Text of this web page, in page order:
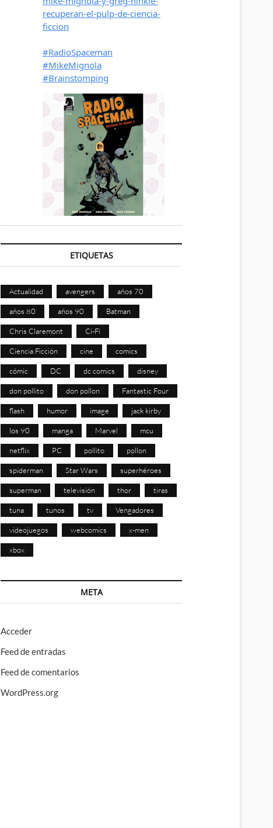
ETIQUETAS
Actualidad avengers años 70
años 80 años 90 Batman
Chris Claremont Ci-Fi
Ciencia Ficción cine comics
cómic DC dc comics disney
don pollito don pollon Fantastic Four
flash humor image jack kirby
los 90 manga Marvel mcu
netflix PC pollito pollon
spiderman Star Wars superhéroes
superman televisión thor tiras
tuna tunos tv Vengadores
videojuegos webcomics x-men
xbox
META
Acceder
Feed de entradas
Feed de comentarios
WordPress.org